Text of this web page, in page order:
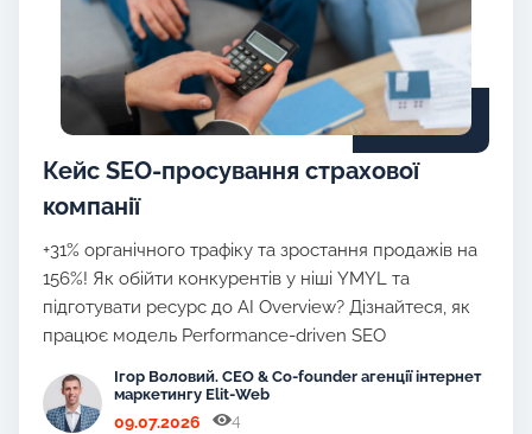
Кейс SEO-просування страхової
компанії
+31% органічного трафіку та зростання продажів на
156%! Як обійти конкурентів у ніші YMYL та
підготувати ресурс до AI Overview? Дізнайтеся, як
працює модель Performance-driven SEO
Ігор Воловий. CEO & Co-founder агенції інтернет
маркетингу Elit-Web
09.07.2026 4